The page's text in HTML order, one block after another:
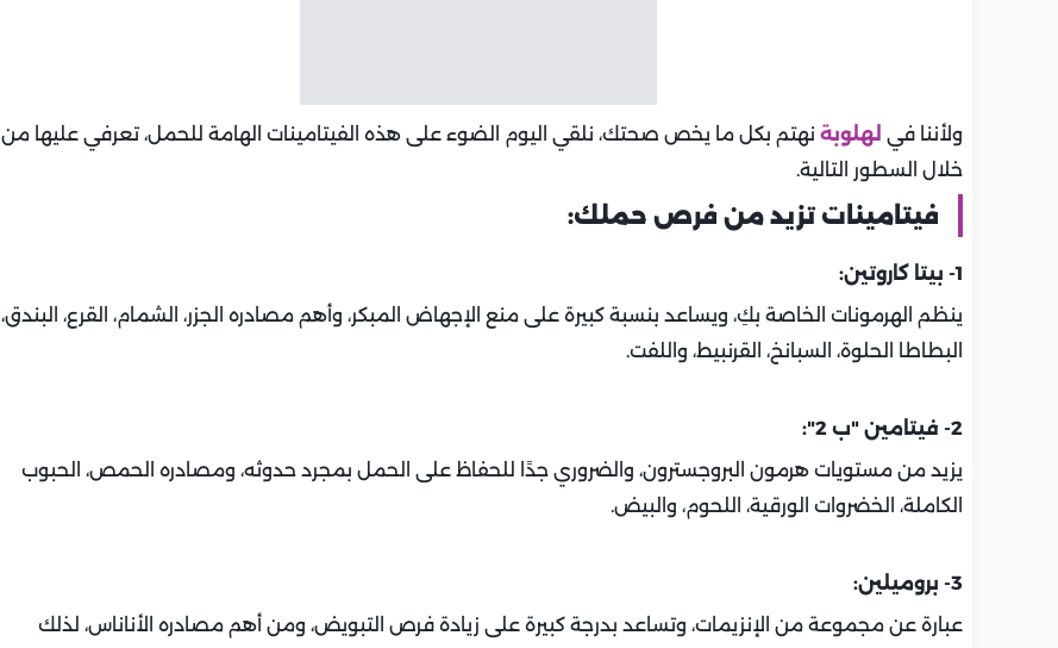
ولأننا في لهلوبة نهتم بكل ما يخص صحتك، نلقي اليوم الضوء على هذه الفيتامينات الهامة للحمل، تعرفي عليها من
خلال السطور التالية.
فيتامينات تزيد من فرص حملك:
1- بيتا كاروتين:
ينظم الهرمونات الخاصة بكِ، ويساعد بنسبة كبيرة على منع الإجهاض المبكر، وأهم مصادره الجزر، الشمام، القرع، البندق،
البطاطا الحلوة، السبانخ، القرنبيط، واللفت.
2- فيتامين "ب 2":
يزيد من مستويات هرمون البروجسترون، والضروري جدًا للحفاظ على الحمل بمجرد حدوثه، ومصادره الحمص، الحبوب
الكاملة، الخضروات الورقية، اللحوم، والبيض.
3- بروميلين:
عبارة عن مجموعة من الإنزيمات، وتساعد بدرجة كبيرة على زيادة فرص التبويض، ومن أهم مصادره الأناناس، لذلك